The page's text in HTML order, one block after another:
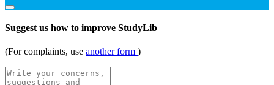
Suggest us how to improve StudyLib
(For complaints, use another form )